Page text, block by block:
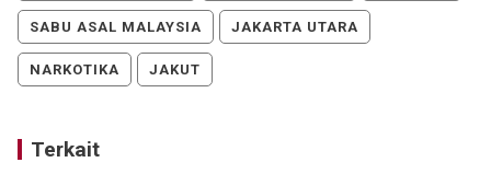
SABU ASAL MALAYSIA JAKARTA UTARA
NARKOTIKA JAKUT
Terkait